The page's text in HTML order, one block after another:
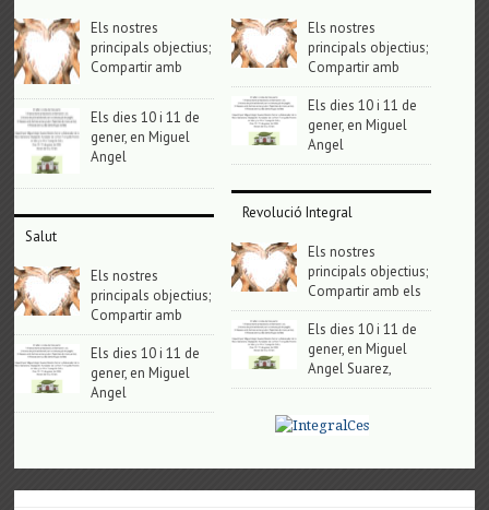
Els nostres
principals objectius;
Compartir amb
Els dies 10 i 11 de
gener, en Miguel
Angel
Salut
Els nostres
principals objectius;
Compartir amb
Els dies 10 i 11 de
gener, en Miguel
Angel
Els nostres
principals objectius;
Compartir amb
Els dies 10 i 11 de
gener, en Miguel
Angel
Revolució Integral
Els nostres
principals objectius;
Compartir amb els
Els dies 10 i 11 de
gener, en Miguel
Angel Suarez,